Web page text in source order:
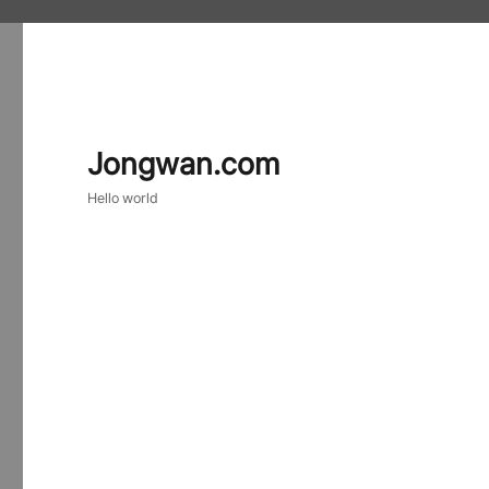
Jongwan.com
Hello world